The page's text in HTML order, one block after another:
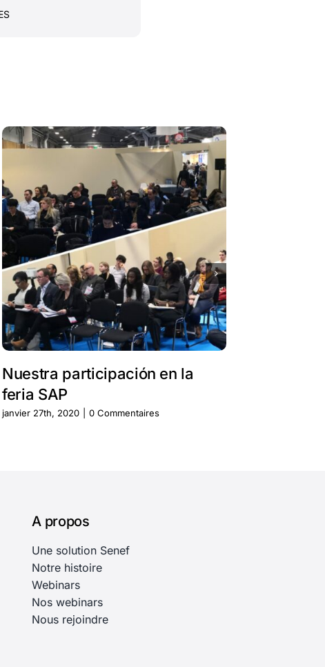
Nuestra participación en la
feria SAP
janvier 27th, 2020 0 Commentaires
A propos
Une solution Senef
Notre histoire
Webinars
Nos webinars
Nous rejoindre